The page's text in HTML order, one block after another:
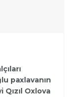
paxlavanın
Qızıl Oxlova